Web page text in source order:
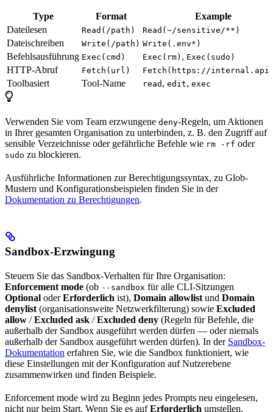
Type Format
Example
Dateilesen
Read(/path) Read(~/sensitive/**)
Dateischreiben Write(/path) Write(.env*)
Befehlsausführung Exec(cmd) Exec(rm) , Exec(sudo)
HTTP-Abruf Fetch(url) Fetch(https://
Toolbasiert Tool-Name read , edit, exec
Verwenden Sie vom Team erzwungene deny-Regeln, um Aktionen
in Ihrer gesamten Organisation zu unterbinden, z. B. den Zugriff auf
sensible Verzeichnisse oder gefährliche Befehle wie rm -rf oder
sudo zu blockieren.
Ausführliche Informationen zur Berechtigungssyntax, zu Glob-
Mustern und Konfigurationsbeispielen finden Sie in der
Dokumentation zu Berechtigungen.
Sandbox-Erzwingung
Steuern Sie das Sandbox-Verhalten für Ihre Organisation:
Enforcement mode (ob --sandbox für alle CLI-Sitzungen
Optional oderErforderlich ist), Domain allowlist und Domain
denylist (organisationsweite Netzwerkfilterung) sowie Excluded
allow /Excluded ask /Excluded deny (Regeln für Befehle, die
außerhalb der Sandbox ausgeführt werden dürfen — oder niemals
außerhalb der Sandbox ausgeführt werden dürfen). In der Sandbox-
Dokumentation erfahren Sie, wie die Sandbox funktioniert, wie
diese Einstellungen mit der Konfiguration auf Nutzerebene
zusammenwirken und finden Beispiele.
Enforcement mode wird zu Beginn jedes Prompts neu eingelesen,
nicht nur beim Start. Wenn Sie es aufErforderlich umstellen,